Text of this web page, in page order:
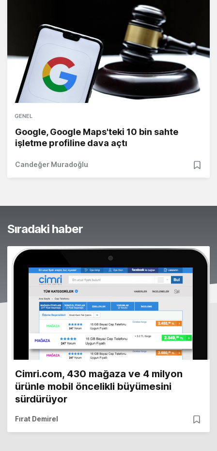
GENEL
Google, Google Maps'teki 10 bin sahte
işletme profiline dava açtı
Candeğer Muradoğlu
Sıradaki haber
Cimri.com, 430 mağaza ve 4 milyon
ürünle mobil öncelikli büyümesini
sürdürüyor
Fırat Demirel